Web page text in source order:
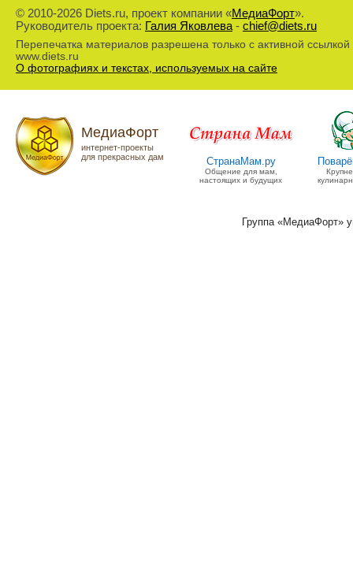
© 2010-2026 Diets.ru, проект компании «МедиаФорт».
Руководитель проекта: Галия Яковлева- chief@diets.ru
Перепечатка материалов разрешена только с активной ссылкой
www.diets.ru
О фотографиях и текстах, используемых на сайте
МедиаФорт
интернет-проекты
для прекрасных дам
СтранаМам.ру
Общение для мам,
настоящих и будущих
Группа «МедиаФорт»